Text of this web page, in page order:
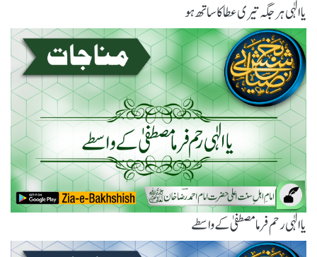
یاالٰہی ہر جگہ تیری عطا کا ساتھ ہو
یاالٰہی رحم فرما مصطفیٰ کے واسطے